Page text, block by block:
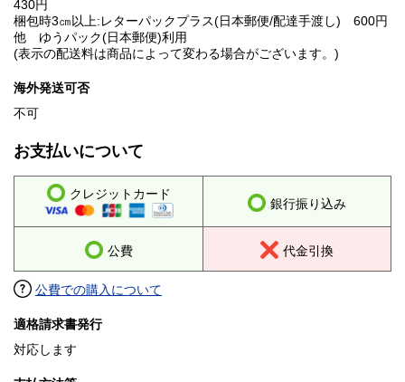
430円
梱包時3㎝以上:レターパックプラス(日本郵便/配達手渡し) 600円
他 ゆうパック(日本郵便)利用
(表示の配送料は商品によって変わる場合がございます。)
海外発送可否
不可
お支払いについて
クレジットカード
銀行振り込み
公費 代金引換
公費での購入について
適格請求書発行
対応します